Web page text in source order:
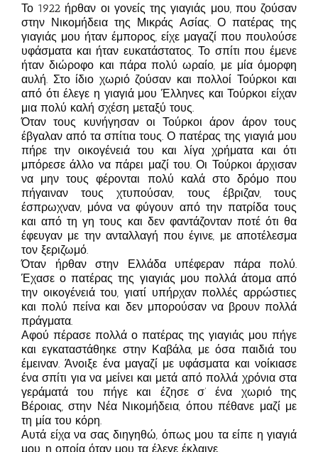
Το 1922 ήρθαν οι γονείς της γιαγιάς μου, που ζούσαν
στην Νικομήδεια της Μικράς Ασίας. Ο πατέρας της
γιαγιάς μου ήταν έμπορος, είχε μαγαζί που πουλούσε
υφάσματα και ήταν ευκατάστατος. Το σπίτι που έμενε
ήταν διώροφο και πάρα πολύ ωραίο, με μία όμορφη
αυλή. Στο ίδιο χωριό ζούσαν και πολλοί Τούρκοι και
από ότι έλεγε η γιαγιά μου Έλληνες και Τούρκοι είχαν
μια πολύ καλή σχέση μεταξύ τους.
Όταν τους κυνήγησαν οι Τούρκοι άρον άρον τους
έβγαλαν από τα σπίτια τους. Ο πατέρας της γιαγιά μου
πήρε την οικογένειά του και λίγα χρήματα και ότι
μπόρεσε άλλο να πάρει μαζί του. Οι Τούρκοι άρχισαν
να μην τους φέρονται πολύ καλά στο δρόμο που
πήγαιναν τους χτυπούσαν, τους έβριζαν, τους
έσπρωχναν, μόνα να φύγουν από την πατρίδα τους
και από τη γη τους και δεν φαντάζονταν ποτέ ότι θα
έφευγαν με την ανταλλαγή που έγινε, με αποτέλεσμα
τον ξεριζωμό.
Όταν ήρθαν στην Ελλάδα υπέφεραν πάρα πολύ.
Έχασε ο πατέρας της γιαγιάς μου πολλά άτομα από
την οικογένειά του, γιατί υπήρχαν πολλές αρρώστιες
και πολύ πείνα και δεν μπορούσαν να βρουν πολλά
πράγματα.
Αφού πέρασε πολλά ο πατέρας της γιαγιάς μου πήγε
και εγκαταστάθηκε στην Καβάλα, με όσα παιδιά του
έμειναν. Άνοιξε ένα μαγαζί με υφάσματα και νοίκιασε
ένα σπίτι για να μείνει και μετά από πολλά χρόνια στα
γεράματά του πήγε και έζησε σ’ ένα χωριό της
Βέροιας, στην Νέα Νικομήδεια, όπου πέθανε μαζί με
τη μία του κόρη.
Αυτά είχα να σας διηγηθώ, όπως μου τα είπε η γιαγιά
μου, η οποία όταν μου τα έλεγε έκλαιγε.